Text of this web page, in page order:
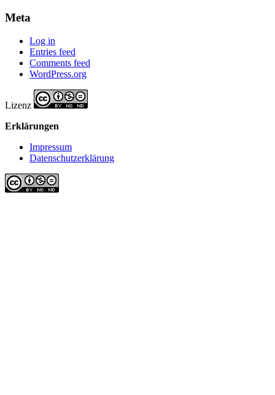
Meta
Log in
Entries feed
Comments feed
WordPress.org
Lizenz
Erklärungen
Impressum
Datenschutzerklärung